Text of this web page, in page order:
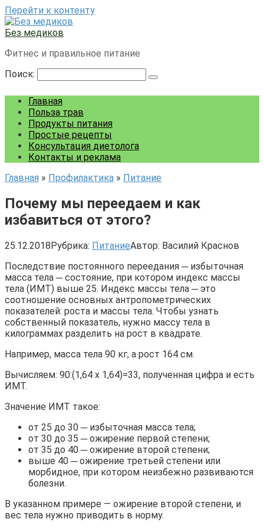
Перейти к контенту
Без медиков
Фитнес и правильное питание
Поиск:
Главная
Польза трав
Продукты питания
Простые рецепты
Консультация диетолога
Контакты и реклама
Главная » Профилактика » Питание
Почему мы переедаем и как
избавиться от этого?
25.12.2018Рубрика: ПитаниеАвтор: Василий Краснов
Последствие постоянного переедания ─ избыточная
масса тела ─ состояние, при котором индекс массы
тела (ИМТ) выше 25. Индекс массы тела ─ это
соотношение основных антропометрических
показателей: роста и массы тела. Чтобы узнать
собственный показатель, нужно массу тела в
килограммах разделить на рост в квадрате.
Например, масса тела 90 кг, а рост 164 см.
Вычисляем: 90:(1,64 х 1,64)=33, полученная цифра и есть
ИМТ.
Значение ИМТ такое:
от 25 до 30 ─ избыточная масса тела;
от 30 до 35 ─ ожирение первой степени;
от 35 до 40 ─ ожирение второй степени;
выше 40 ─ ожирение третьей степени или
морбидное, при котором неизбежно развиваются
болезни.
В указанном примере — ожирение второй степени, и
вес тела нужно приводить в норму.